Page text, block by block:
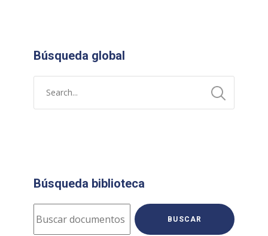
Búsqueda global
Búsqueda biblioteca
BUSCAR